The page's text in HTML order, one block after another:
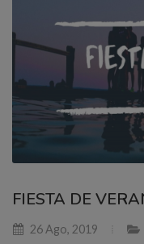
FIESTA DE
26 Ago, 2019